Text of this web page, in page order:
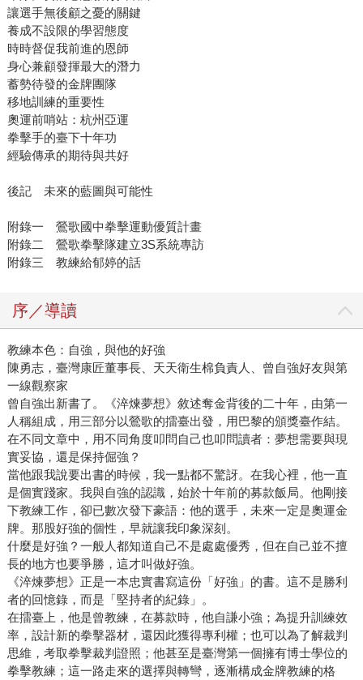
讓選手無後顧之憂的關鍵
養成不設限的學習態度
時時督促我前進的恩師
身心兼顧發揮最大的潛力
蓄勢待發的金牌團隊
移地訓練的重要性
奧運前哨站：杭州亞運
拳擊手的臺下十年功
經驗傳承的期待與共好
後記 未來的藍圖與可能性
附錄一 鶯歌國中拳擊運動優質計畫
附錄二 鶯歌拳擊隊建立3S系統專訪
附錄三 教練給郁婷的話
序／導讀
教練本色：自強，與他的好強
陳勇志，臺灣康匠董事長、天天衛生棉負責人、曾自強好友與第
一線觀察家
曾自強出新書了。《淬煉夢想》敘述奪金背後的二十年，由第一
人稱組成，用三部分以鶯歌的擂臺出發，用巴黎的頒獎臺作結。
在不同文章中，用不同角度叩問自己也叩問讀者：夢想需要與現
實妥協，還是保持倔強？
當他跟我說要出書的時候，我一點都不驚訝。在我心裡，他一直
是個實踐家。我與自強的認識，始於十年前的募款飯局。他剛接
下教練工作，卻已數次發下豪語：他的選手，未來一定是奧運金
牌。那股好強的個性，早就讓我印象深刻。
什麼是好強？一般人都知道自己不是處處優秀，但在自己並不擅
長的地方也要爭勝，這才叫做好強。
《淬煉夢想》正是一本忠實書寫這份「好強」的書。這不是勝利
者的回憶錄，而是「堅持者的紀錄」。
在擂臺上，他是曾教練，在募款時，他自謙小強；為提升訓練效
率，設計新的拳擊器材，還因此獲得專利權；也可以為了解裁判
思維，考取拳擊裁判證照；他甚至是臺灣第一個擁有博士學位的
拳擊教練；這一路走來的選擇與轉彎，逐漸構成金牌教練的格